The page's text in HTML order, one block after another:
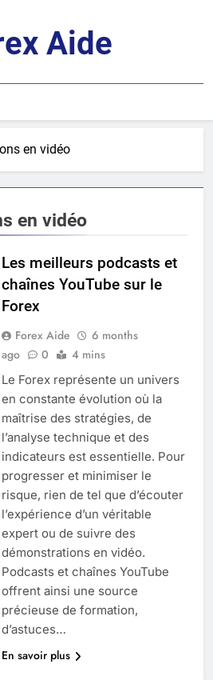
Aide
en vidéo
en vidéo
Les meilleurs podcasts et
chaînes YouTube sur le
Forex
Forex Aide
6 months
ago
0 4 mins
Le Forex représente un univers
en constante évolution où la
maîtrise des stratégies, de
l’analyse technique et des
indicateurs est essentielle. Pour
progresser et minimiser le
risque, rien de tel que d’écouter
l’expérience d’un véritable
expert ou de suivre des
démonstrations en vidéo.
Podcasts et chaînes YouTube
offrent ainsi une source
précieuse de formation,
d’astuces…
En savoir plus